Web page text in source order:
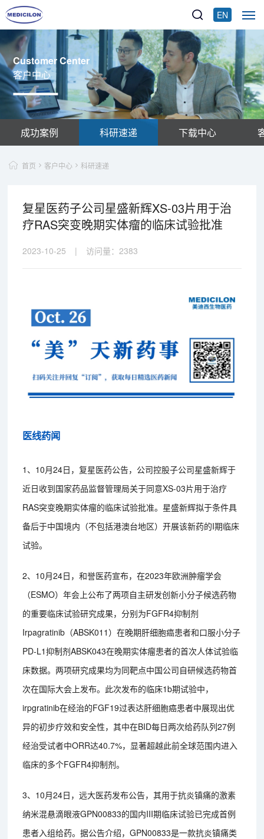
EN
Customer Center
客户中心
成功案例 科研速递 下载中心
首页 客户中心 科研速递
复星医药子公司星盛新辉XS-03片用于治
疗RAS突变晚期实体瘤的临床试验批准
2023-10-25 | 访问量： 2383
医线药闻
1、10月24日，复星医药公告，公司控股子公司星盛新辉于
近日收到国家药品监督管理局关于同意XS-03片用于治疗
RAS突变晚期实体瘤的临床试验批准。星盛新辉拟于条件具
备后于中国境内（不包括港澳台地区）开展该新药的I期临床
试验。
2、10月24日，和誉医药宣布，在2023年欧洲肿瘤学会
（ESMO）年会上公布了两项自主研发创新小分子候选药物
的重要临床试验研究成果，分别为FGFR4抑制剂
Irpagratinib（ABSK011）在晚期肝细胞癌患者和口服小分子
PD-L1抑制剂ABSK043在晚期实体瘤患者的首次人体试验临
床数据。两项研究成果均为同靶点中国公司自研候选药物首
次在国际大会上发布。此次发布的临床1b期试验中，
irpgratinib在经治的FGF19过表达肝细胞癌患者中展现出优
异的初步疗效和安全性，其中在BID每日两次给药队列27例
经治受试者中ORR达40.7%，显著超越此前全球范围内进入
临床的多个FGFR4抑制剂。
3、10月24日，远大医药发布公告，其用于抗炎镇痛的激素
纳米混悬滴眼液GPN00833的国内III期临床试验已完成首例
患者入组给药。据公告介绍，GPN00833是一款抗炎镇痛类